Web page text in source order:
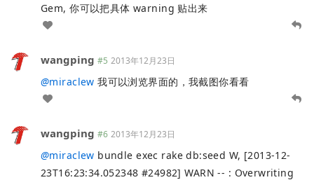
Gem, 你可以把具体 warning 贴出来
wangping #5 2013年12月23日
@miraclew 我可以浏览界面的，我截图你看看
wangping #6 2013年12月23日
@miraclew bundle exec rake db:seed W, [2013-12-
23T16:23:34.052348 #24982] WARN -- : Overwriting